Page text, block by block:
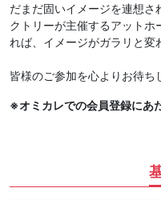
だまだ固いイメージを連想
クトリーが主催するアット
れば、イメージがガラリと変
皆様のご参加を心よりお待ち
※オミカレでの会員登録にあ